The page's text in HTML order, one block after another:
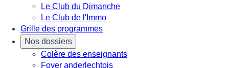
Le Club du Dimanche
Le Club de l'Immo
Grille des programmes
Nos dossiers
Colère des enseignants
Foyer anderlechtois